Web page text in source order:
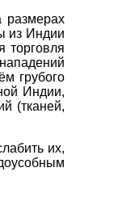
размерах
из Индии
торговля
грубого
Индии,
(тканей,
их,